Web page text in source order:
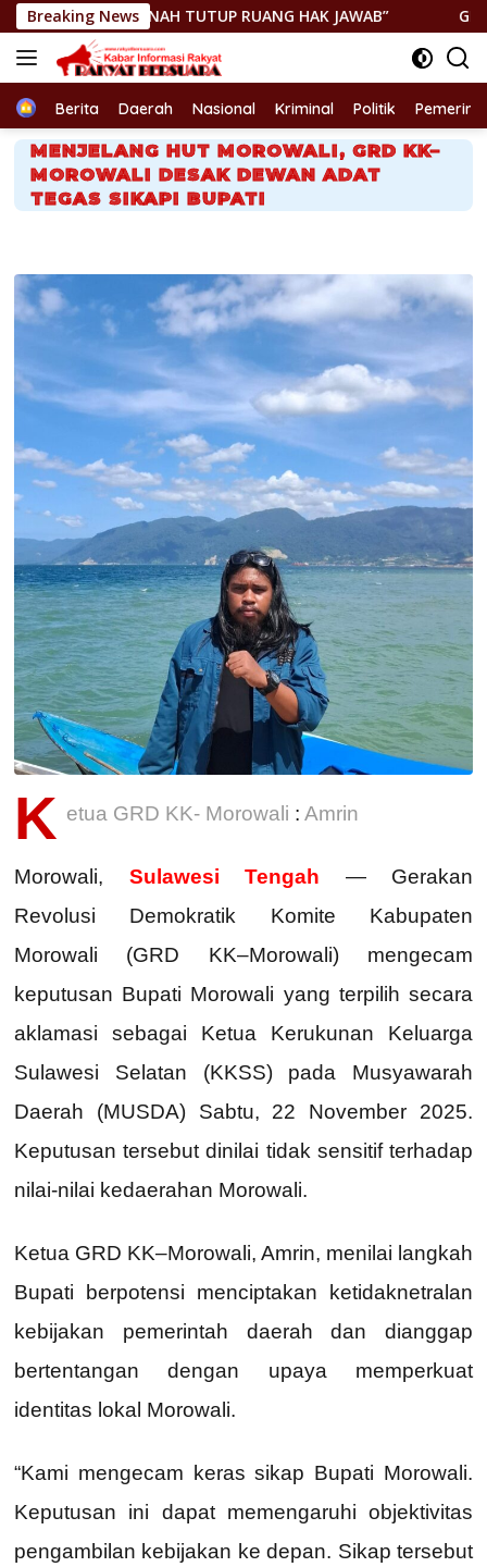
Langsung
ke
konten
Breaking News
TUTUP RUANG HAK JAWAB” GEGER! JENAZAH
HomeBerita Daerah Nasional Kriminal Politik
MENJELANG HUT MOROWALI, GRD KK–
MOROWALI DESAK DEWAN ADAT
TEGAS SIKAPI BUPATI
K etua GRD KK- Morowali : Amrin
Morowali, Sulawesi Tengah — Gerakan
Revolusi Demokratik Komite Kabupaten
Morowali (GRD KK–Morowali) mengecam
keputusan Bupati Morowali yang terpilih secara
aklamasi sebagai Ketua Kerukunan Keluarga
Sulawesi Selatan (KKSS) pada Musyawarah
Daerah (MUSDA) Sabtu, 22 November 2025.
Keputusan tersebut dinilai tidak sensitif terhadap
nilai-nilai kedaerahan Morowali.
Ketua GRD KK–Morowali, Amrin, menilai langkah
Bupati berpotensi menciptakan ketidaknetralan
kebijakan pemerintah daerah dan dianggap
bertentangan dengan upaya memperkuat
identitas lokal Morowali.
“Kami mengecam keras sikap Bupati Morowali.
Keputusan ini dapat memengaruhi objektivitas
pengambilan kebijakan ke depan. Sikap tersebut